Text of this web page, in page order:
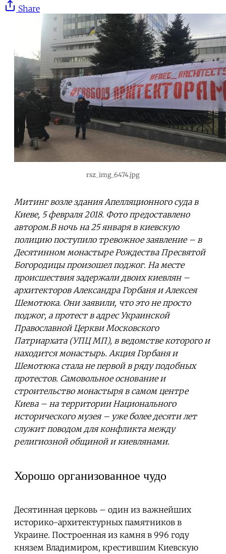
Share
rsz_img_6474.jpg
Митинг возле здания Апелляционного суда в
Киеве, 5 февраля 2018. Фото предоставлено
автором.В ночь на 25 января в киевскую
полицию поступило тревожное заявление – в
Десятинном монастыре Рождества Пресвятой
Богородицы произошел поджог. На месте
происшествия задержали двоих киевлян –
архитекторов Александра Горбаня и Алексея
Шемотюка. Они заявили, что это не просто
поджог, а протест в адрес Украинской
Православной Церкви Московского
Патриархата (УПЦ МП), в ведомстве которого и
находится монастырь. Акция Горбаня и
Шемотюка стала не первой в ряду подобных
протестов. Самовольное основание и
строительство монастыря в самом центре
Киева – на территории Национального
исторического музея – уже более десяти лет
служит поводом для конфликта между
религиозной общиной и киевлянами.
Хорошо организованное чудо
Десятинная церковь – один из важнейших
историко-архитектурных памятников в
Украине. Построенная из камня в 996 году
князем Владимиром, крестившим Киевскую